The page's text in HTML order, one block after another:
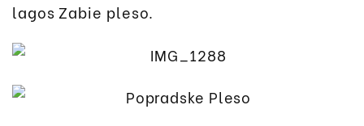
lagos Zabie pleso.